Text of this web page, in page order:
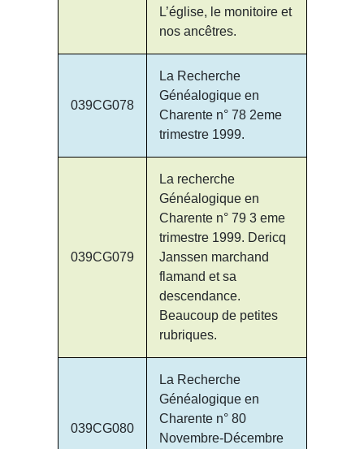
L’église, le monitoire et
nos ancêtres.
039CG078
La Recherche
Généalogique en
Charente n° 78 2eme
trimestre 1999.
039CG079
La recherche
Généalogique en
Charente n° 79 3 eme
trimestre 1999. Dericq
Janssen marchand
flamand et sa
descendance.
Beaucoup de petites
rubriques.
039CG080
La Recherche
Généalogique en
Charente n° 80
Novembre-Décembre